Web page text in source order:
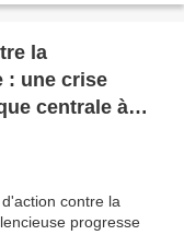
la
: une crise
centrale à